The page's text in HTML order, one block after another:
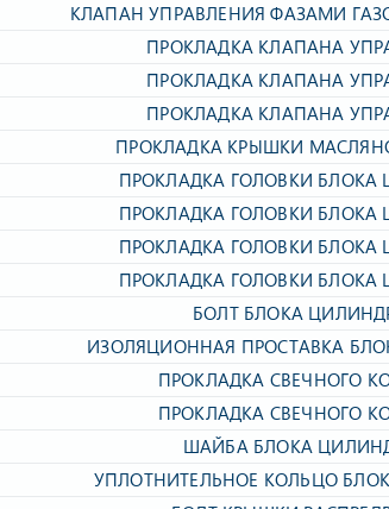
КЛАПАН УПРАВЛЕНИЯ ФАЗАМИ
ПРОКЛАДКА КЛАПАНА
ПРОКЛАДКА КЛАПАНА
ПРОКЛАДКА КЛАПАНА
ПРОКЛАДКА КРЫШКИ
ПРОКЛАДКА ГОЛОВКИ БЛОКА
ПРОКЛАДКА ГОЛОВКИ БЛОКА
ПРОКЛАДКА ГОЛОВКИ БЛОКА
ПРОКЛАДКА ГОЛОВКИ БЛОКА
БОЛТ БЛОКА
ИЗОЛЯЦИОННАЯ ПРОСТАВКА
ПРОКЛАДКА СВЕЧНОГО
ПРОКЛАДКА СВЕЧНОГО
ШАЙБА БЛОКА
УПЛОТНИТЕЛЬНОЕ КОЛЬЦО